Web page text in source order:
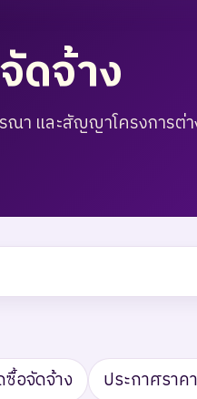
ดจ้าง
า และสัญญาโครงการต่
อจัดจ้าง ประกาศราค